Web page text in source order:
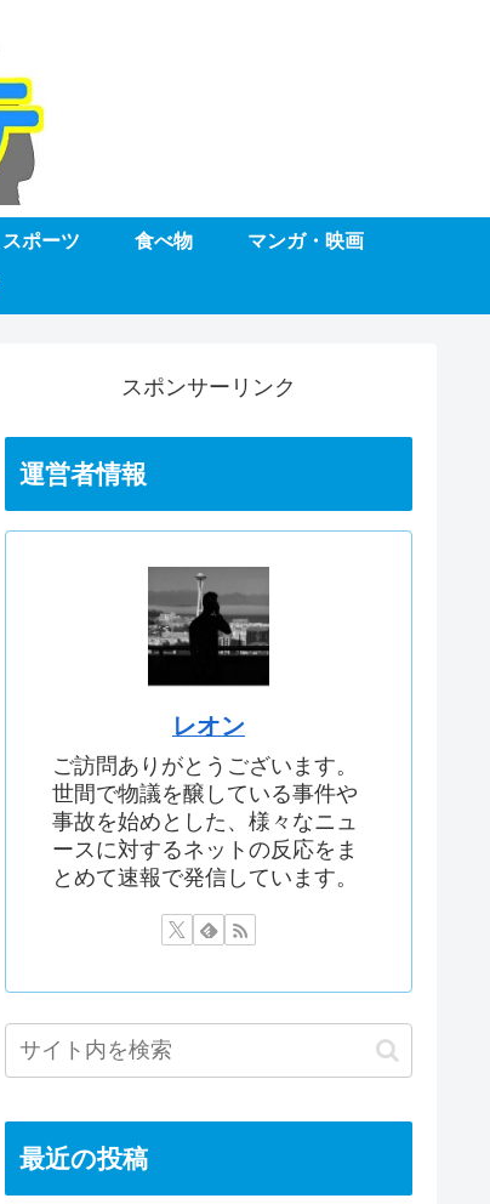
スポーツ 食べ物 マンガ・映画
スポンサーリンク
運営者情報
レオン
ご訪問ありがとうございます。
世間で物議を醸している事件や
事故を始めとした、様々なニュ
ースに対するネットの反応をま
とめて速報で発信しています。
最近の投稿